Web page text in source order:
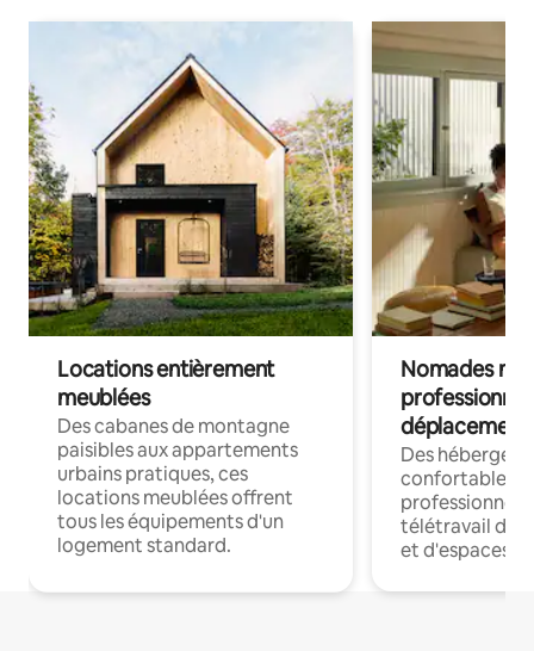
Locations entièrement
meublées
Des cabanes de montagne
paisibles aux appartements
urbains pratiques, ces
locations meublées offrent
tous les équipements d'un
logement standard.
Nomades
déplacement
Des
confortables
professionnels
télétravail
et d'espaces